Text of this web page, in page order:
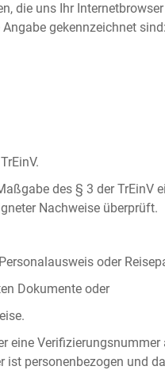
die uns Ihr
gekennzeichnet sind:
des § 3 der TrEinV
Nachweise überprüft.
oder
Dokumente oder
eine Verifizierungsnummer
ist personenbezogen und